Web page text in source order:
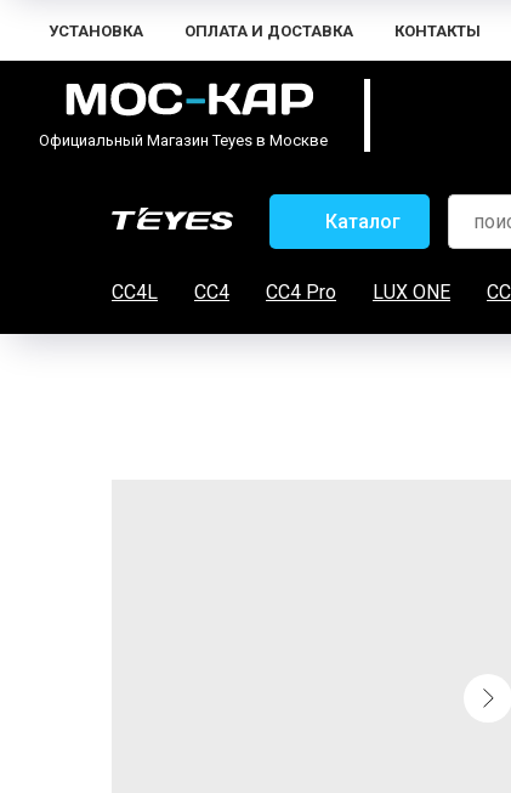
УСТАНОВКА ОПЛАТА И ДОСТАВКА КОНТАКТЫ
Официальный Магазин Teyes в Москве
Каталог
CC4L CC4 CC4 Pro LUX ONE